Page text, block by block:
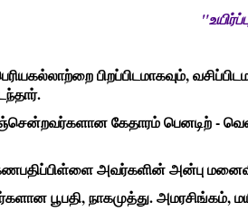
பிறப்பிடமாகவும்,
கேதாரம் பெனடிற் -
அவர்களின் அன்பு
பூபதி, நாகமுத்து. அமரசிங்கம்,